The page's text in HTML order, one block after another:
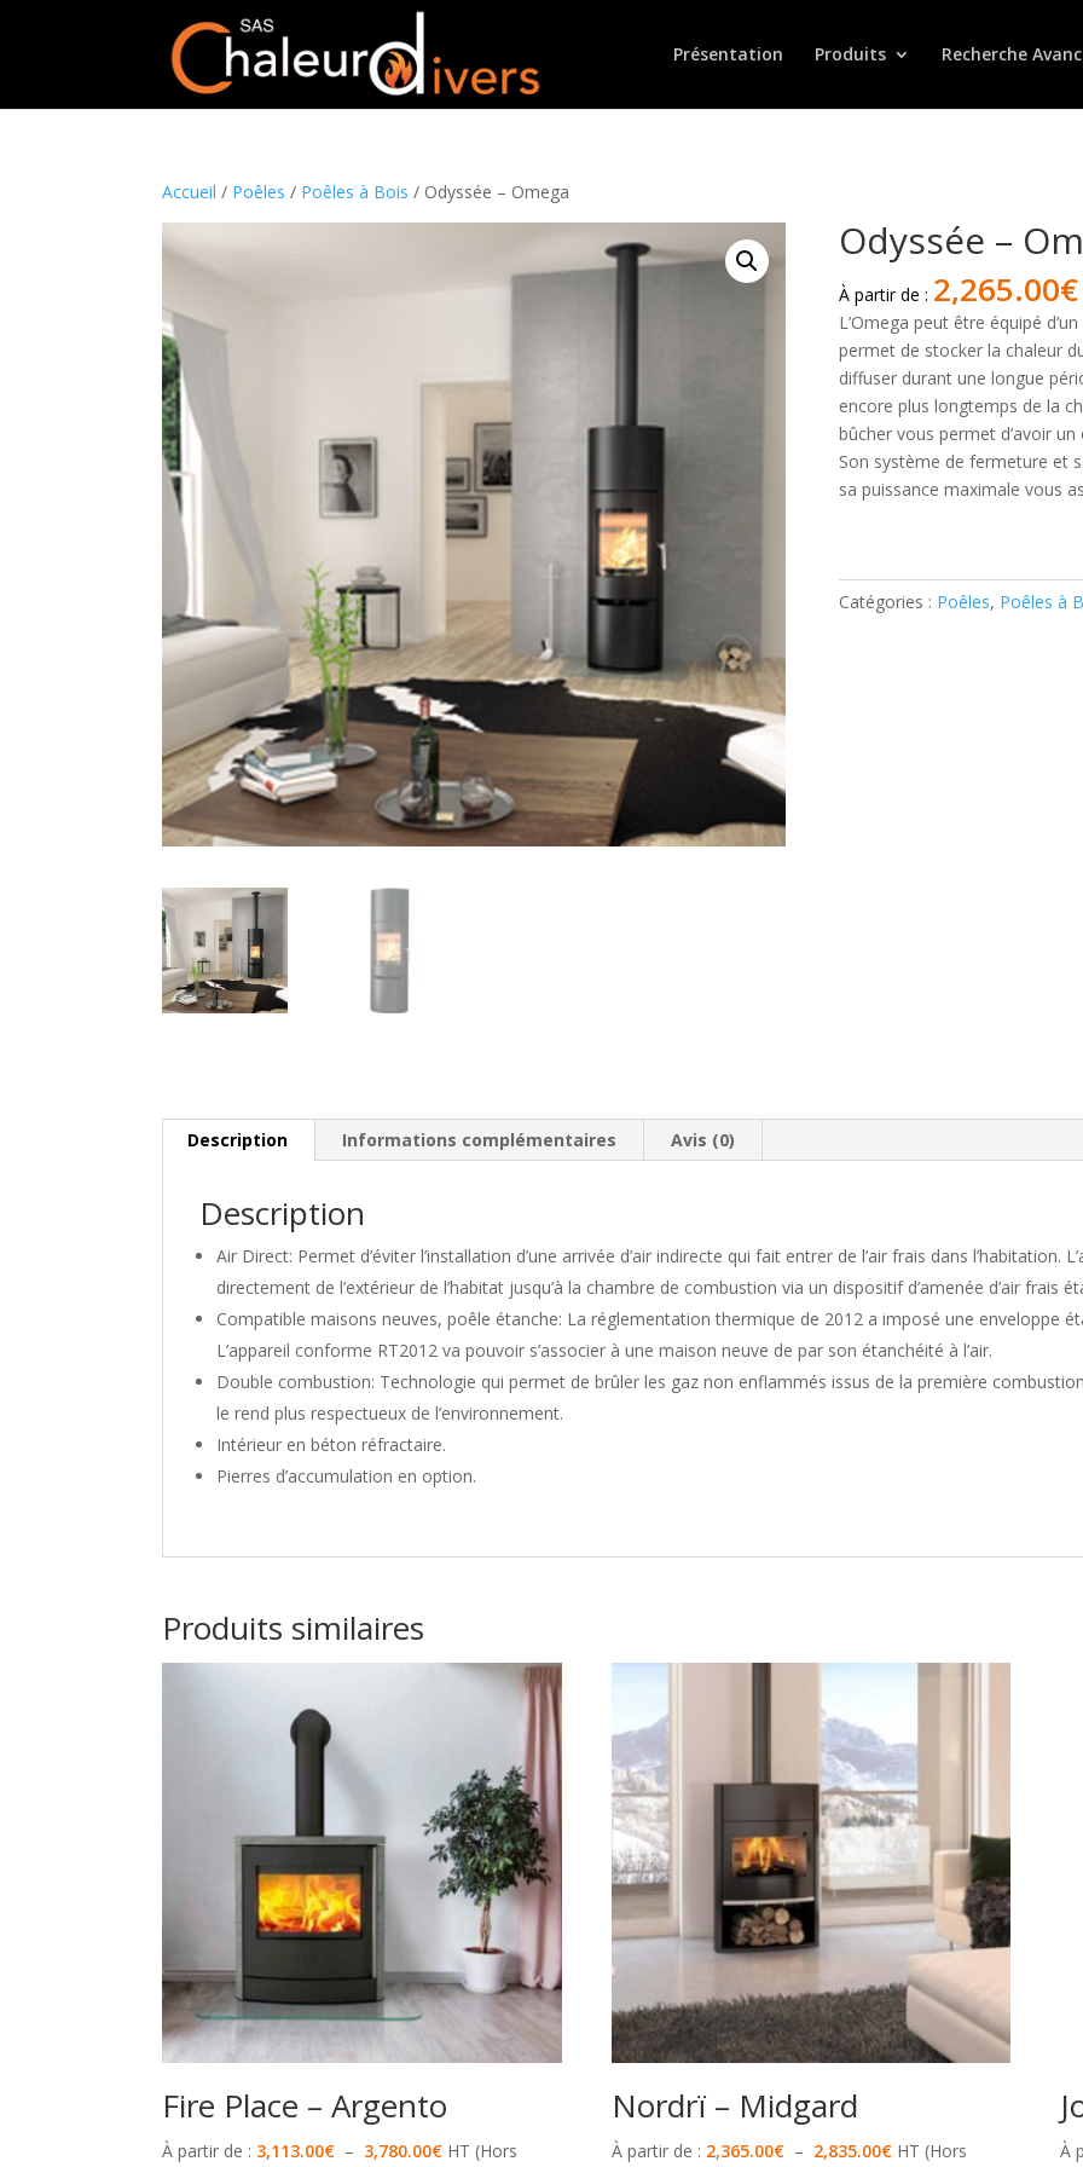
Présentation Produits Recherche
Accueil / Poêles / Poêles à Bois / Odyssée – Omega
Odyssée –
À partir de : 2,265.00€
L’Omega peut être équipé
permet de stocker la chaleur
diffuser durant une longue
encore plus longtemps de la
bûcher vous permet d’avoir
Son système de fermeture et
sa puissance maximale vous
Odyssée
Catégories : Poêles, Poêles à
Description Informations complémentaires Avis (0)
Description
Air Direct: Permet d’éviter l’installation d’une arrivée d’air indirecte qui fait entrer de l’air frais dans l’habitation.
directement de l’extérieur de l’habitat jusqu’à la chambre de combustion via un dispositif d’amenée d’air frais
Compatible maisons neuves, poêle étanche: La réglementation thermique de 2012 a imposé une enveloppe
L’appareil conforme RT2012 va pouvoir s’associer à une maison neuve de par son étanchéité à l’air.
Double combustion: Technologie qui permet de brûler les gaz non enflammés issus de la première
le rend plus respectueux de l’environnement.
Intérieur en béton réfractaire.
Pierres d’accumulation en option.
Produits similaires
Fire Place – Argento
À partir de : 3,113.00€ – 3,780.00€Plage
HT (Hors
Nordrï – Midgard
À partir de : 2,365.00€ – 2,835.00€Plage
HT (Hors
À